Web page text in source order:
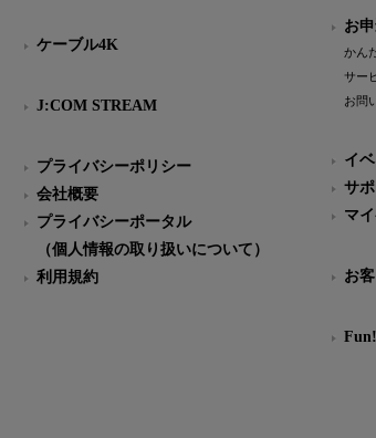
ケーブル4K
J:COM STREAM
プライバシーポリシー
会社概要
プライバシーポータル
（個人情報の取り扱いについて）
利用規約
お
かん
サー
お問
イ
サ
マ
お